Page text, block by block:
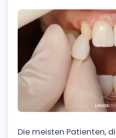
Die meisten Patienten,